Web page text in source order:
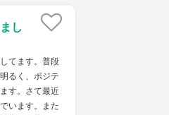
し
てます。普段
るく、ポジテ
す。さて最近
います。また